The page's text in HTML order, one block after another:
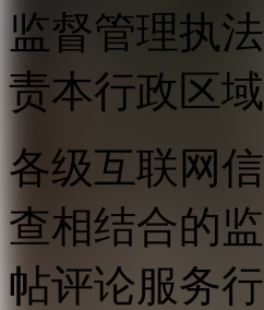
监督管理执
责本行政区
各级互联网
查相结合的
帖评论服务行